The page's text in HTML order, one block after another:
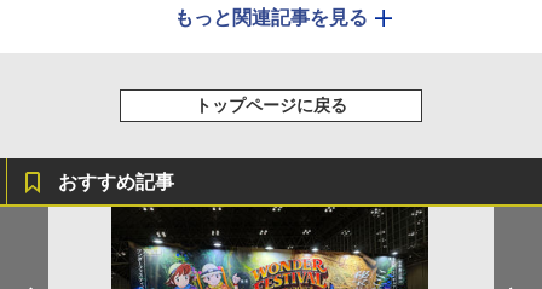
もっと関連記事を見る
トップページに戻る
おすすめ記事